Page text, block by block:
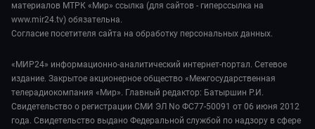
материалов МТРК «Мир» ссылка (для сайтов - гиперссылка на
www.mir24.tv) обязательна.
Согласие посетителя сайта на обработку персональных данных.
«МИР24» информационно-аналитический интернет-портал. Сетевое
издание. Закрытое акционерное общество «Межгосударственная
телерадиокомпания «Мир». Главный редактор: Батыршин Р.И.
Свидетельство о регистрации СМИ ЭЛ No ФС77-50091 от 06 июня 2012
года. Свидетельство выдано Федеральной службой по надзору в сфере